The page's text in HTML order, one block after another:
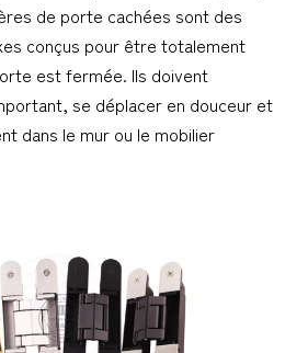
de porte cachées sont des
conçus pour être totalement
est fermée. Ils doivent
se déplacer en douceur et
dans le mur ou le mobilier